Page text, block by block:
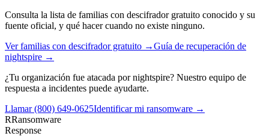
Consulta la lista de familias con descifrador gratuito conocido y su
fuente oficial, y qué hacer cuando no existe ninguno.
Ver familias con descifrador gratuito →Guía de recuperación de
nightspire →
¿Tu organización fue atacada pornightspire? Nuestro equipo de
respuesta a incidentes puede ayudarte.
Llamar(800) 649-0625Identificar mi ransomware →
RRansomware
Response